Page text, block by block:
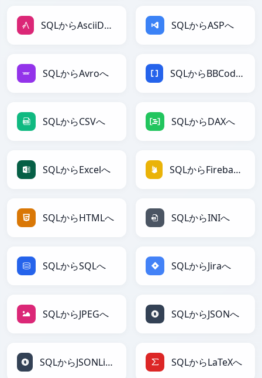
SQLからAsciiDocへ SQLからASPへ
SQLからAvroへ SQLからBBCodeへ
SQLからCSVへ SQLからDAXへ
SQLからExcelへ SQLからFirebaseへ
SQLからHTMLへ SQLからINIへ
SQLからSQLへ SQLからJiraへ
SQLからJPEGへ SQLからJSONへ
SQLからJSONLinesへ SQLからLaTeXへ